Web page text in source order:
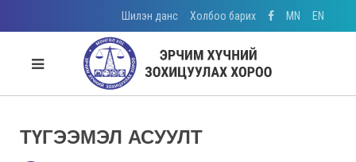
Шилэн данс Холбоо барих MN EN
ТҮГЭЭМЭЛ АСУУЛТ